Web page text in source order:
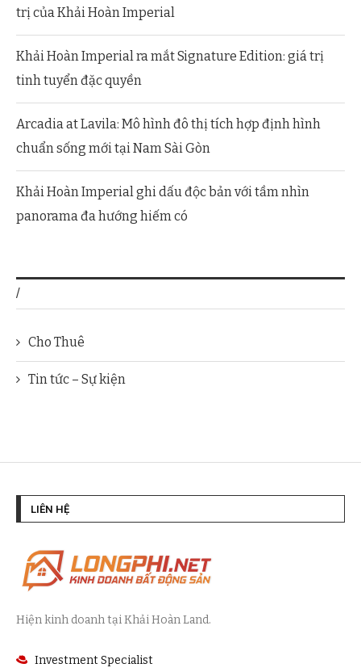
trị của Khải Hoàn Imperial
Khải Hoàn Imperial ra mắt Signature Edition: giá trị
tinh tuyển đặc quyền
Arcadia at Lavila: Mô hình đô thị tích hợp định hình
chuẩn sống mới tại Nam Sài Gòn
Khải Hoàn Imperial ghi dấu độc bản với tầm nhìn
panorama đa hướng hiếm có
/
Cho Thuê
Tin tức – Sự kiện
LIÊN HỆ
Hiện kinh doanh tại Khải Hoàn Land.
Investment Specialist